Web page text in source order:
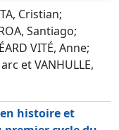
Cristian;
Santiago;
VITÉ, Anne;
et VANHULLE,
en histoire et